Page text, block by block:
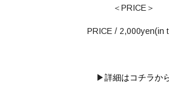
＜PRICE＞
PRICE / 2,000yen(in
▶詳細はコチラか